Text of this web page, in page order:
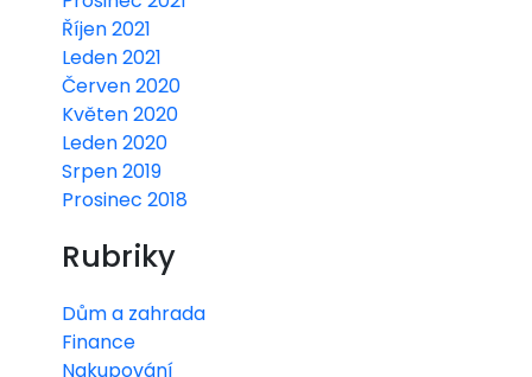
Říjen 2021
Leden 2021
Červen 2020
Květen 2020
Leden 2020
Srpen 2019
Prosinec 2018
Rubriky
Dům a zahrada
Finance
Nakupování